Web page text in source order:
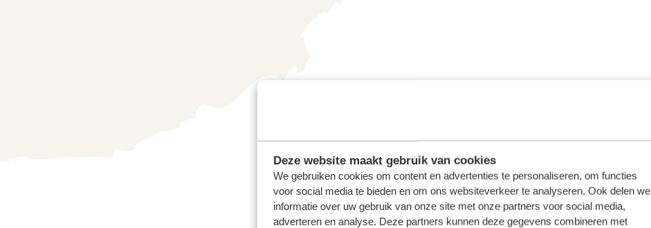
Deze website maakt gebruik van cookies
We gebruiken cookies om content en advertenties te personaliseren, om functies
voor social media te bieden en om ons websiteverkeer te analyseren. Ook delen we
informatie over uw gebruik van onze site met onze partners voor social media,
adverteren en analyse. Deze partners kunnen deze gegevens combineren met